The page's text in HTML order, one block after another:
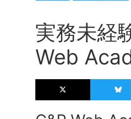
実務未経
Web